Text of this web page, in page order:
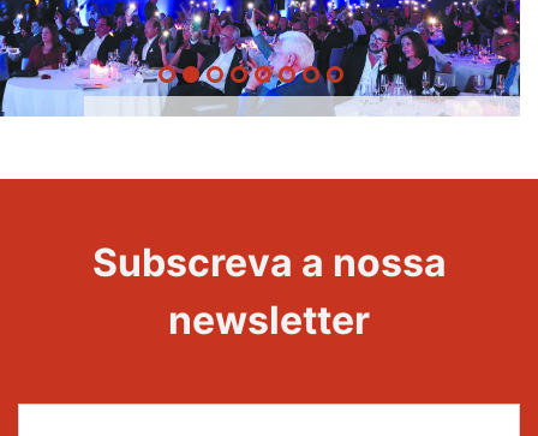
Evento
Maravilhas
Subscreva a nossa
newsletter